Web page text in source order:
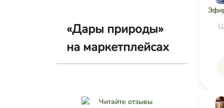
«Дары природы»
на маркетплейсах